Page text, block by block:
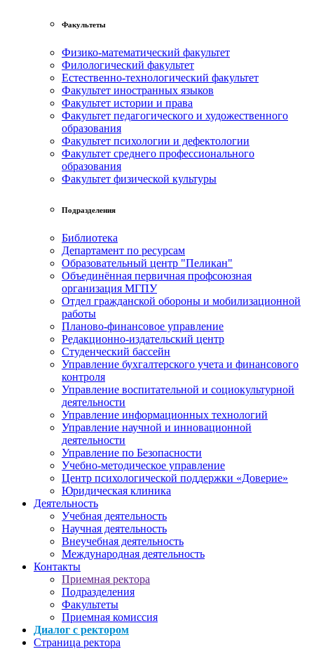
Факультеты
Физико-математический факультет
Филологический факультет
Естественно-технологический факультет
Факультет иностранных языков
Факультет истории и права
Факультет педагогического и художественного
образования
Факультет психологии и дефектологии
Факультет среднего профессионального
образования
Факультет физической культуры
Подразделения
Библиотека
Департамент по ресурсам
Образовательный центр "Пеликан"
Объединённая первичная профсоюзная
организация МГПУ
Отдел гражданской обороны и мобилизационной
работы
Планово-финансовое управление
Редакционно-издательский центр
Студенческий бассейн
Управление бухгалтерского учета и финансового
контроля
Управление воспитательной и социокультурной
деятельности
Управление информационных технологий
Управление научной и инновационной
деятельности
Управление по Безопасности
Учебно-методическое управление
Центр психологической поддержки «Доверие»
Юридическая клиника
Деятельность
Учебная деятельность
Научная деятельность
Внеучебная деятельность
Международная деятельность
Контакты
Приемная ректора
Подразделения
Факультеты
Приемная комиссия
Диалог с ректором
Страница ректора